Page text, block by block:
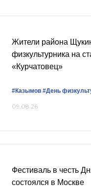
Жители района
физкультурника на
«Курчатовец»
#Казымов #День
09.08.26
Фестиваль в честь
состоялся в Москве